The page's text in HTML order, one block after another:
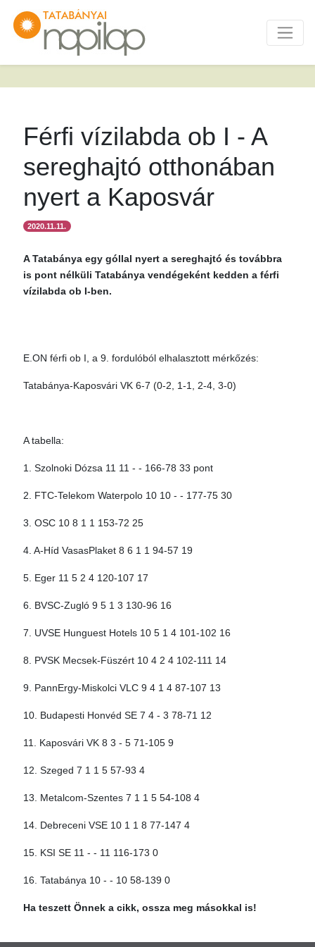
Férfi vízilabda ob I - A
sereghajtó otthonában
nyert a Kaposvár
2020.11.11.
A Tatabánya egy góllal nyert a sereghajtó és továbbra
is pont nélküli Tatabánya vendégeként kedden a férfi
vízilabda ob I-ben.
E.ON férfi ob I, a 9. fordulóból elhalasztott mérkőzés:
Tatabánya-Kaposvári VK 6-7 (0-2, 1-1, 2-4, 3-0)
A tabella:
1. Szolnoki Dózsa 11 11 - - 166-78 33 pont
2. FTC-Telekom Waterpolo 10 10 - - 177-75 30
3. OSC 10 8 1 1 153-72 25
4. A-Híd VasasPlaket 8 6 1 1 94-57 19
5. Eger 11 5 2 4 120-107 17
6. BVSC-Zugló 9 5 1 3 130-96 16
7. UVSE Hunguest Hotels 10 5 1 4 101-102 16
8. PVSK Mecsek-Füszért 10 4 2 4 102-111 14
9. PannErgy-Miskolci VLC 9 4 1 4 87-107 13
10. Budapesti Honvéd SE 7 4 - 3 78-71 12
11. Kaposvári VK 8 3 - 5 71-105 9
12. Szeged 7 1 1 5 57-93 4
13. Metalcom-Szentes 7 1 1 5 54-108 4
14. Debreceni VSE 10 1 1 8 77-147 4
15. KSI SE 11 - - 11 116-173 0
16. Tatabánya 10 - - 10 58-139 0
Ha teszett Önnek a cikk, ossza meg másokkal is!